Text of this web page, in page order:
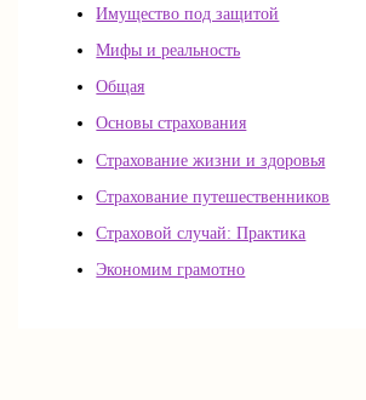
Имущество под защитой
Мифы и реальность
Общая
Основы страхования
Страхование жизни и здоровья
Страхование путешественников
Страховой случай: Практика
Экономим грамотно